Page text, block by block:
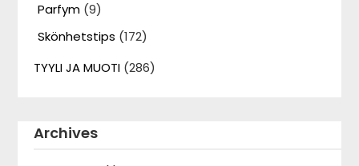
Parfym (9)
Skönhetstips (172)
TYYLI JA MUOTI (286)
Archives